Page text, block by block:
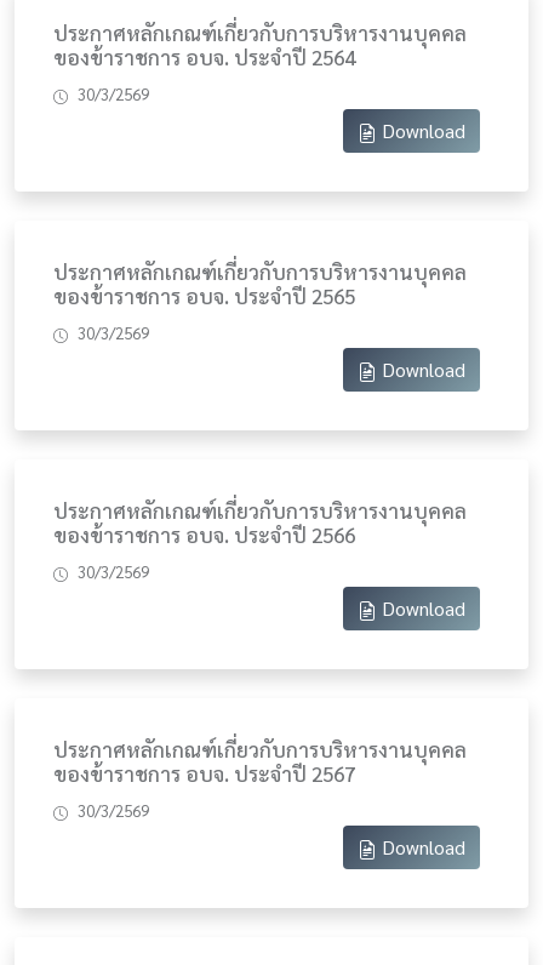
ประกาศหลักเกณฑ์เกี่ยวกับการบริหารงานบุคคล
ของข้าราชการ อบจ. ประจำปี 2564
30/3/2569
Download
ประกาศหลักเกณฑ์เกี่ยวกับการบริหารงานบุคคล
ของข้าราชการ อบจ. ประจำปี 2565
30/3/2569
Download
ประกาศหลักเกณฑ์เกี่ยวกับการบริหารงานบุคคล
ของข้าราชการ อบจ. ประจำปี 2566
30/3/2569
Download
ประกาศหลักเกณฑ์เกี่ยวกับการบริหารงานบุคคล
ของข้าราชการ อบจ. ประจำปี 2567
30/3/2569
Download